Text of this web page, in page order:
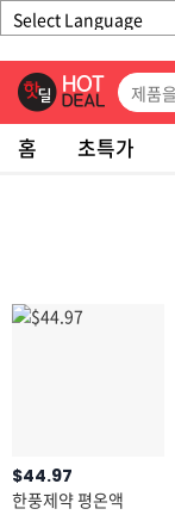
홈 초특가
$44.97
한풍제약 평온액